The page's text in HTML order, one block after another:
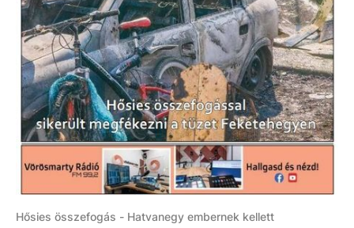
Hősies összefogás - Hatvanegy embernek kellett